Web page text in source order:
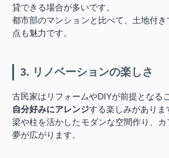
貸できる場合が多いです。
都市部のマンションと比べて、土地付
点も魅力です。
3. リノベーションの楽しさ
古民家はリフォームやDIYが前提となる
自分好みにアレンジする楽しみがありま
梁や柱を活かしたモダンな空間作り、カ
夢が広がります。